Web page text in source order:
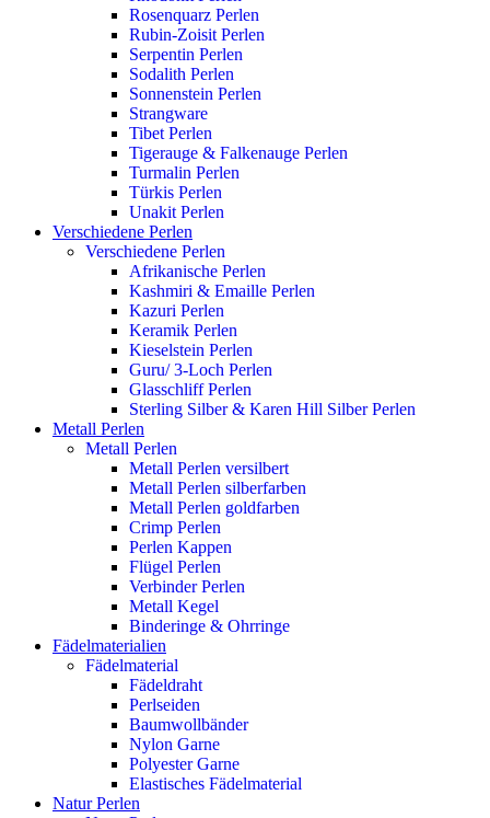
Rosenquarz Perlen
Rubin-Zoisit Perlen
Serpentin Perlen
Sodalith Perlen
Sonnenstein Perlen
Strangware
Tibet Perlen
Tigerauge & Falkenauge Perlen
Turmalin Perlen
Türkis Perlen
Unakit Perlen
Verschiedene Perlen
Verschiedene Perlen
Afrikanische Perlen
Kashmiri & Emaille Perlen
Kazuri Perlen
Keramik Perlen
Kieselstein Perlen
Guru/ 3-Loch Perlen
Glasschliff Perlen
Sterling Silber & Karen Hill Silber Perlen
Metall Perlen
Metall Perlen
Metall Perlen versilbert
Metall Perlen silberfarben
Metall Perlen goldfarben
Crimp Perlen
Perlen Kappen
Flügel Perlen
Verbinder Perlen
Metall Kegel
Binderinge & Ohrringe
Fädelmaterialien
Fädelmaterial
Fädeldraht
Perlseiden
Baumwollbänder
Nylon Garne
Polyester Garne
Elastisches Fädelmaterial
Natur Perlen